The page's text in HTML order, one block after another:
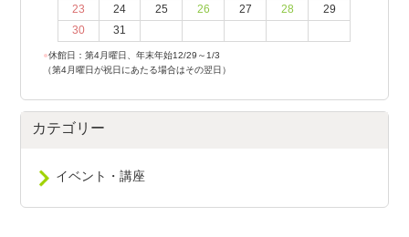
23
24 25 26 27 28
29
30
31
●休館日：第4月曜日、年末年始12/29～1/3
（第4月曜日が祝日にあたる場合はその翌日）
カテゴリー
イベント・講座